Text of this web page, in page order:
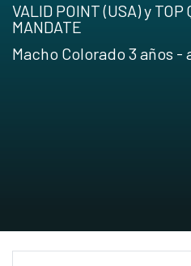
VALID POINT (USA) y TOP
MANDATE
Macho Colorado 3 años -